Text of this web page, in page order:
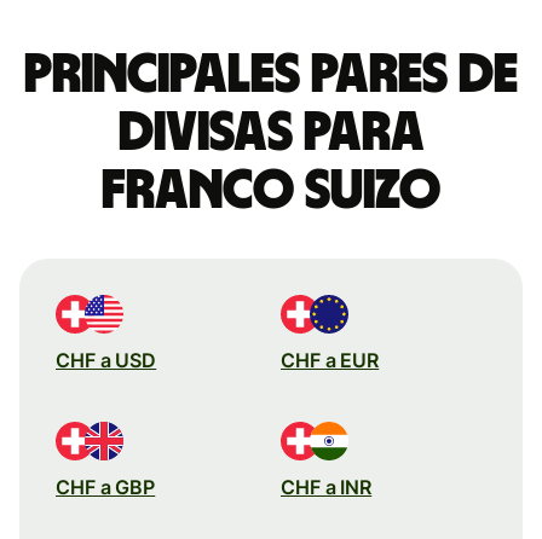
Principales pares de
divisas para
franco suizo
CHF a USD CHF a EUR
CHF a GBP CHF a INR